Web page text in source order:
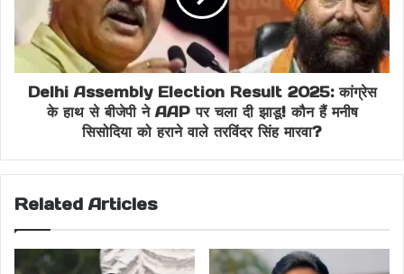
Delhi Assembly Election Result 2025: कांग्रेस
के हाथ से बीजेपी ने AAP पर चला दी झाडू! कौन हैं मनीष
सिसोदिया को हराने वाले तरविंदर सिंह मारवा?
Related Articles